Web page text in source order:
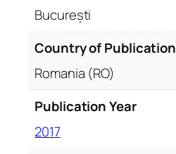
București
Country of Publication
Romania (RO)
Publication Year
2017